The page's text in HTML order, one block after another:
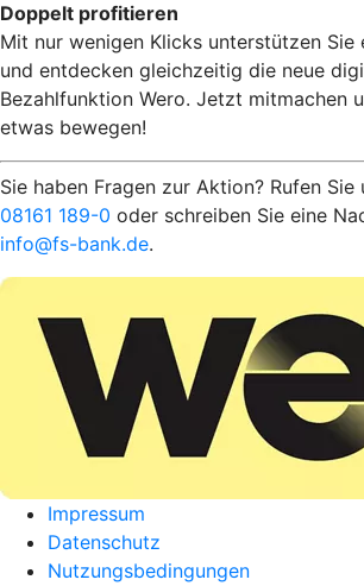
Doppelt profitieren
Mit nur wenigen Klicks unterstützen Sie
und entdecken gleichzeitig die neue
Bezahlfunktion Wero. Jetzt mitmachen
etwas bewegen!
Sie haben Fragen zur Aktion? Rufen
08161 189-0 oder schreiben Sie eine
info@fs-bank.de.
Impressum
Datenschutz
Nutzungsbedingungen